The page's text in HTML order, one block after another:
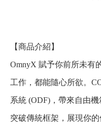
【商品介紹】
OmnyX 賦予你前所未有
工作，都能隨心所欲。
系統 (ODF)，帶來自由機
突破傳統框架，展現你的